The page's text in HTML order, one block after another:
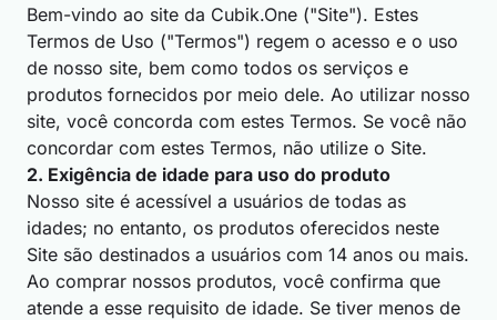
Bem-vindo ao site da Cubik.One ("Site"). Estes
Termos de Uso ("Termos") regem o acesso e o uso
de nosso site, bem como todos os serviços e
produtos fornecidos por meio dele. Ao utilizar nosso
site, você concorda com estes Termos. Se você não
concordar com estes Termos, não utilize o Site.
2. Exigência de idade para uso do produto
Nosso site é acessível a usuários de todas as
idades; no entanto, os produtos oferecidos neste
Site são destinados a usuários com 14 anos ou mais.
Ao comprar nossos produtos, você confirma que
atende a esse requisito de idade. Se tiver menos de